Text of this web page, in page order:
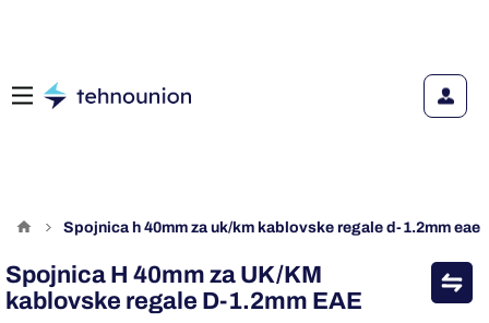
spojnica h 40mm za uk/km kablovske regale d-1.2mm eae
Spojnica H 40mm za UK/KM
kablovske regale D-1.2mm EAE